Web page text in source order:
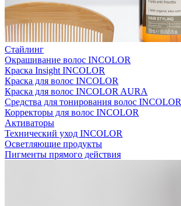
Стайлинг
Окрашивание волос INCOLOR
Краска Insight INCOLOR
Краска для волос INCOLOR
Краска для волос INCOLOR AURA
Средства для тонирования волос INCOLOR
Корректоры для волос INCOLOR
Активаторы
Технический уход INCOLOR
Осветляющие продукты
Пигменты прямого действия